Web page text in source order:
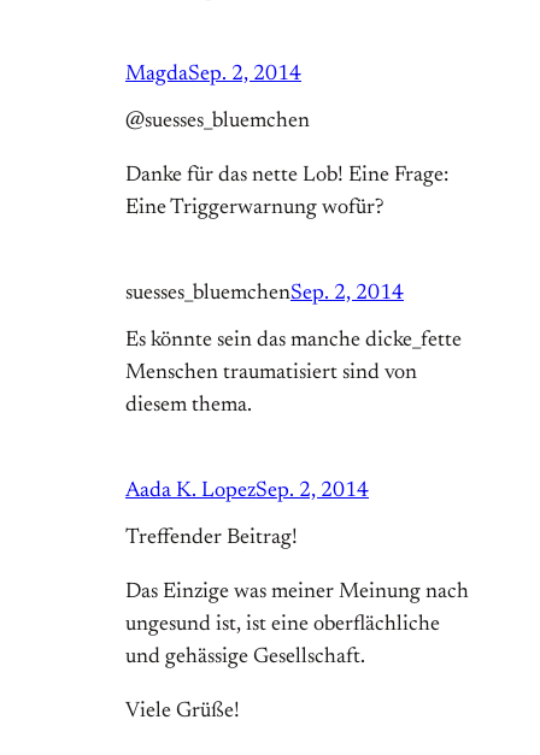
MagdaSep. 2, 2014
@suesses_bluemchen
Danke für das nette Lob! Eine Frage:
Eine Triggerwarnung wofür?
suesses_bluemchenSep. 2, 2014
Es könnte sein das manche dicke_fette
Menschen traumatisiert sind von
diesem thema.
Aada K. LopezSep. 2, 2014
Treffender Beitrag!
Das Einzige was meiner Meinung nach
ungesund ist, ist eine oberflächliche
und gehässige Gesellschaft.
Viele Grüße!